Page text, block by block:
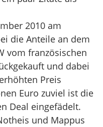
2010 am
die Anteile an dem
vom französischen
und dabei
Preis
Euro zuviel ist die
Deal eingefädelt.
und Mappus